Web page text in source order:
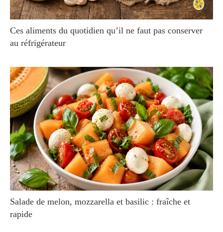
Ces aliments du quotidien qu’il ne faut pas conserver
au réfrigérateur
Salade de melon, mozzarella et basilic : fraîche et
rapide